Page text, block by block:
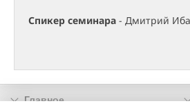
Спикер семинара - Дмитрий
Главное